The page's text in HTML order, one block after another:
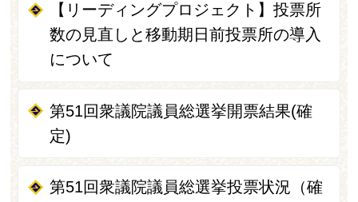
【リーディングプロジェクト】投票所
数の見直しと移動期日前投票所の導入
について
第51回衆議院議員総選挙開票結果(確
定)
第51回衆議院議員総選挙投票状況（確